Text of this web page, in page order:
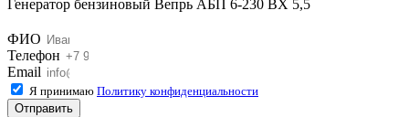
Генератор бензиновый Вепрь АБП 6-230 ВХ 5,5
ФИО
Телефон
Email
Я принимаю Политику конфиденциальности
Отправить